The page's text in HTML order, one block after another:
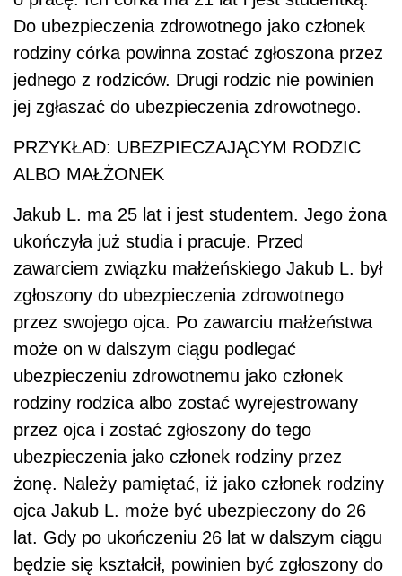
Do ubezpieczenia zdrowotnego jako członek
rodziny córka powinna zostać zgłoszona przez
jednego z rodziców. Drugi rodzic nie powinien
jej zgłaszać do ubezpieczenia zdrowotnego.
PRZYKŁAD: UBEZPIECZAJĄCYM RODZIC
ALBO MAŁŻONEK
Jakub L. ma 25 lat i jest studentem. Jego żona
ukończyła już studia i pracuje. Przed
zawarciem związku małżeńskiego Jakub L. był
zgłoszony do ubezpieczenia zdrowotnego
przez swojego ojca. Po zawarciu małżeństwa
może on w dalszym ciągu podlegać
ubezpieczeniu zdrowotnemu jako członek
rodziny rodzica albo zostać wyrejestrowany
przez ojca i zostać zgłoszony do tego
ubezpieczenia jako członek rodziny przez
żonę. Należy pamiętać, iż jako członek rodziny
ojca Jakub L. może być ubezpieczony do 26
lat. Gdy po ukończeniu 26 lat w dalszym ciągu
będzie się kształcił, powinien być zgłoszony do